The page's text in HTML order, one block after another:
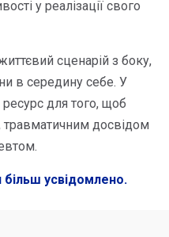
у реалізації свого
сценарій з боку,
в середину себе. У
ресурс для того, щоб
травматичним досвідом
усвідомлено.